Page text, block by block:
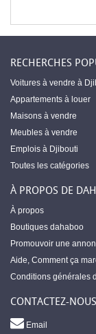
RECHERCHES
Voitures à vendre à
Appartements à louer
Maisons à vendre
Meubles à vendre
Emplois à Djibouti
Toutes les catégories
À PROPOS DE
À propos
Boutiques dahaboo
Promouvoir une
Aide, Comment ça
Conditions générales
CONTACTEZ-NOUS
Email